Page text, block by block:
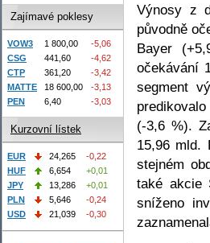
Výnosy z
původně
Bayer
očekávání
segment
(-3,6 %).
15,96 mld.
stejném
také akcie
sníženo
Zajímavé poklesy
VOW3 1 800,00
-5,06
CSG
441,60
-4,62
CTP
361,20
-3,42
MATTE
18 600,00
-3,13
PEN
6,40 -3,03
Kurzovní lístek
EUR 24,265
-0,22
HUF
6,654
+0,01
JPY
13,286
+0,01
PLN
5,646
-0,24
USD
21,039 -0,30